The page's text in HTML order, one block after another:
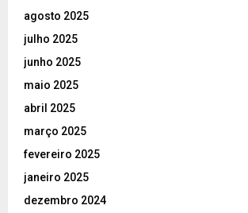
agosto 2025
julho 2025
junho 2025
maio 2025
abril 2025
março 2025
fevereiro 2025
janeiro 2025
dezembro 2024